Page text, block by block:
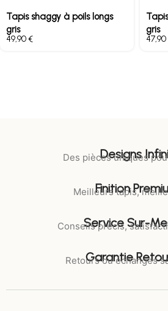
Tapis shaggy à poils longs
gris
€
gris
Designs
Des pièces uniques
Finition
Meilleurs tapis,
Service Sur-
Conseils précis,
Garantie
Retours ou échanges